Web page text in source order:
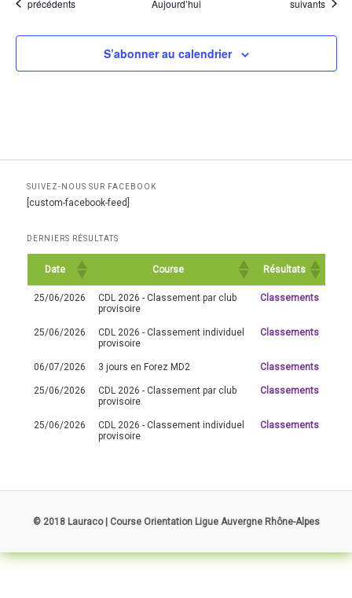
précédents Aujourd’hui suivants
S’abonner au calendrier
SUIVEZ-NOUS SUR FACEBOOK
[custom-facebook-feed]
DERNIERS RÉSULTATS
Date Course Résultats
25/06/2026
CDL 2026 - Classement par club
provisoire
Classements
25/06/2026
CDL 2026 - Classement individuel
provisoire
Classements
06/07/2026 3 jours en Forez MD2 Classements
25/06/2026
CDL 2026 - Classement par club
provisoire
Classements
25/06/2026
CDL 2026 - Classement individuel
provisoire
Classements
© 2018 Lauraco | Course Orientation Ligue Auvergne Rhône-Alpes